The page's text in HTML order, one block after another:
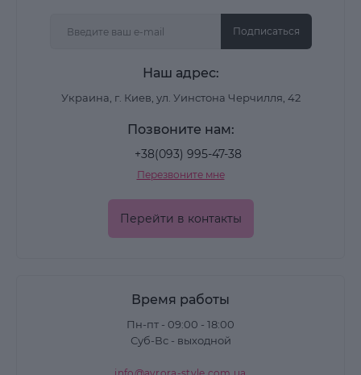
Подписаться
Наш адрес:
Украина, г. Киев, ул. Уинстона Черчилля, 42
Позвоните нам:
+38(093) 995-47-38
Перезвоните мне
Перейти в контакты
Время работы
Пн-пт - 09:00 - 18:00
Суб-Вс - выходной